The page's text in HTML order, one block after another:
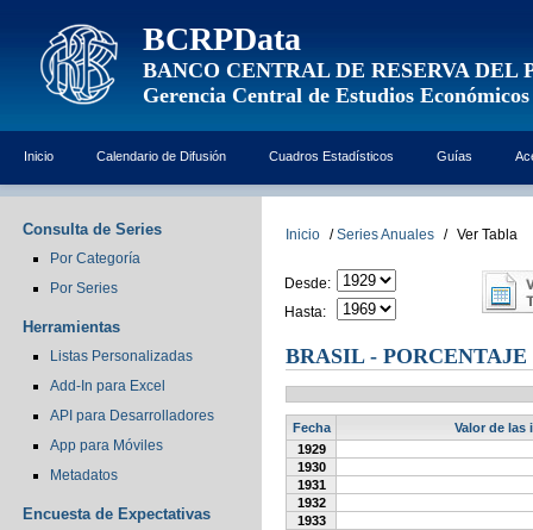
BCRPData
BANCO CENTRAL DE RESERVA DEL
Gerencia Central de Estudios Económicos
Inicio Calendario de Difusión Cuadros Estadísticos Guías
Consulta de Series
Por Categoría
Por Series
Herramientas
Listas Personalizadas
Add-In para Excel
API para Desarrolladores
App para Móviles
Metadatos
Encuesta de Expectativas
Inicio / Series Anuales / Ver Tabla
Desde:
Hasta:
BRASIL -
Fecha
Valor de las
1929
1930
1931
1932
1933